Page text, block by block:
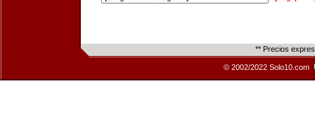
** Precios
© 2002/2022 Solo10.com